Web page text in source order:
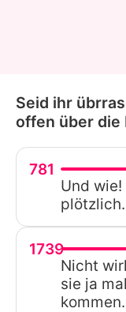
Seid ihr
offen über die
781
Und
1739
Nicht
sie ja
kommen.